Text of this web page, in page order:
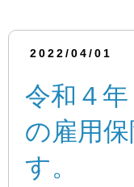
2022/04/01
令和４
の雇用
す。